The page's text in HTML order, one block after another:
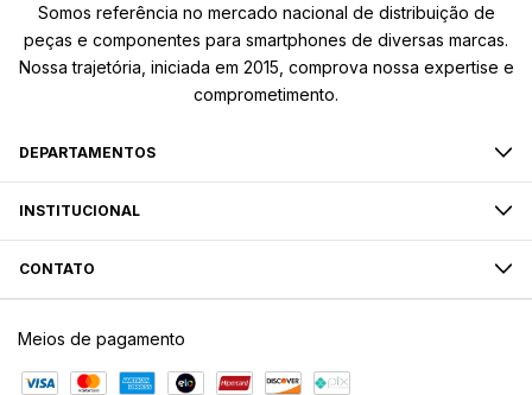
Somos referência no mercado nacional de distribuição de
peças e componentes para smartphones de diversas marcas.
Nossa trajetória, iniciada em 2015, comprova nossa expertise e
comprometimento.
DEPARTAMENTOS
INSTITUCIONAL
CONTATO
Meios de pagamento